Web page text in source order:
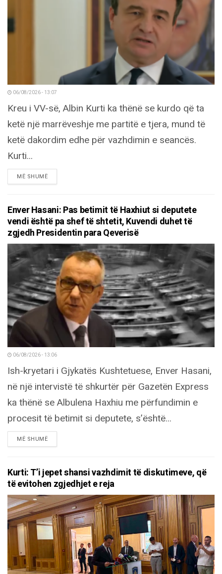
06/08/2026 - 13:07
Kreu i VV-së, Albin Kurti ka thënë se kurdo që ta
ketë një marrëveshje me partitë e tjera, mund të
ketë dakordim edhe për vazhdimin e seancës.
Kurti...
MË SHUMËDETAILS
Enver Hasani: Pas betimit të Haxhiut si deputete
vendi është pa shef të shtetit, Kuvendi duhet të
zgjedh Presidentin para Qeverisë
06/08/2026 - 13:06
Ish-kryetari i Gjykatës Kushtetuese, Enver Hasani,
në një intervistë të shkurtër për Gazetën Express
ka thënë se Albulena Haxhiu me përfundimin e
procesit të betimit si deputete, s’është...
MË SHUMËDETAILS
Kurti: T’i jepet shansi vazhdimit të diskutimeve, që
të evitohen zgjedhjet e reja